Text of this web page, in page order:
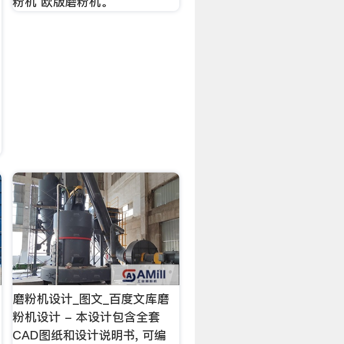
磨粉机设计_图文_百度文库磨
粉机设计 - 本设计包含全套
CAD图纸和设计说明书, 可编